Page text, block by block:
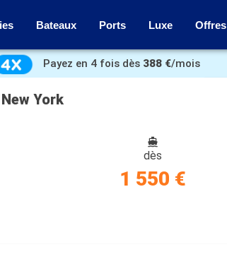
Bateaux Ports Luxe Offres
Payez en 4 fois dès 388 €/mois
York
dès
1 550 €